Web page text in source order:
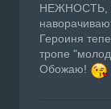
НЕЖНОСТЬ,
Героиня
тропе
Обожаю!